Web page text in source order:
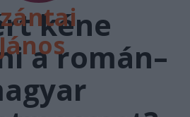
kéne
a román–